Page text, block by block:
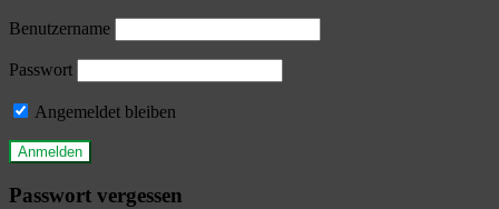
Benutzername
Passwort
Angemeldet bleiben
Passwort vergessen